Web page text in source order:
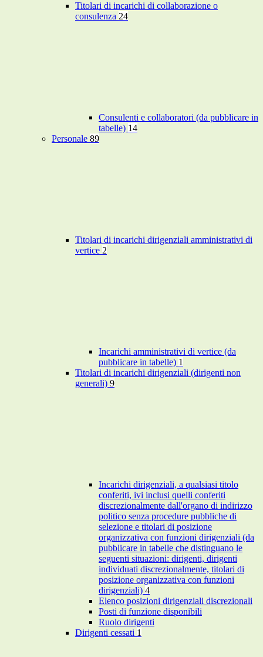
Titolari di incarichi di collaborazione o
consulenza 24
Consulenti e collaboratori (da pubblicare in
tabelle) 14
Personale 89
Titolari di incarichi dirigenziali amministrativi di
vertice 2
Incarichi amministrativi di vertice (da
pubblicare in tabelle) 1
Titolari di incarichi dirigenziali (dirigenti non
generali) 9
Incarichi dirigenziali, a qualsiasi titolo
conferiti, ivi inclusi quelli conferiti
discrezionalmente dall'organo di indirizzo
politico senza procedure pubbliche di
selezione e titolari di posizione
organizzativa con funzioni dirigenziali (da
pubblicare in tabelle che distinguano le
seguenti situazioni: dirigenti, dirigenti
individuati discrezionalmente, titolari di
posizione organizzativa con funzioni
dirigenziali) 4
Elenco posizioni dirigenziali discrezionali
Posti di funzione disponibili
Ruolo dirigenti
Dirigenti cessati 1